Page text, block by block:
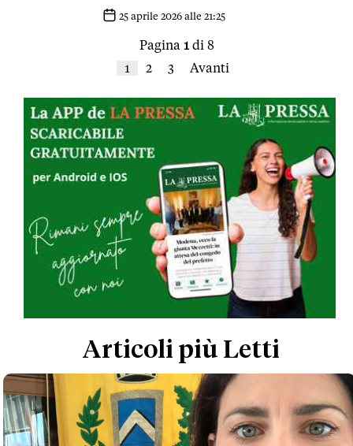
25 aprile 2026 alle 21:25
Pagina 1di 8
1
2 3 Avanti
Articoli più Letti